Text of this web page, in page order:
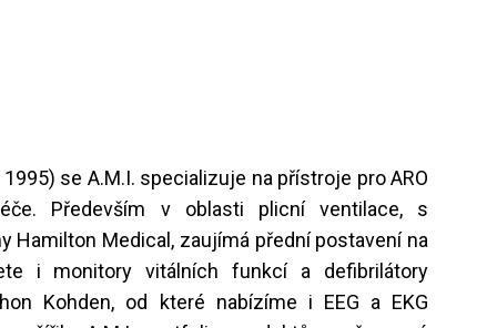
se A.M.I. specializuje na přístroje pro ARO
Především v oblasti plicní ventilace, s
Hamilton Medical, zaujímá přední postavení na
i monitory vitálních funkcí a defibrilátory
Kohden, od které nabízíme i EEG a EKG